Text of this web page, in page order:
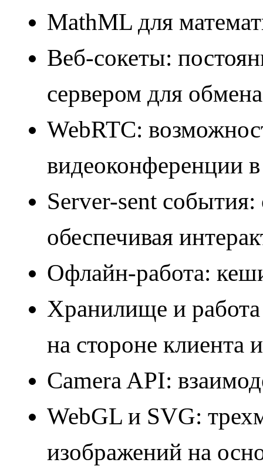
MathML для
Веб-сокеты:
сервером для
WebRTC:
видеоконференции
Server-sent события:
обеспечивая
Офлайн-работа:
Хранилище и
на стороне
Camera API:
WebGL и SVG:
изображений на